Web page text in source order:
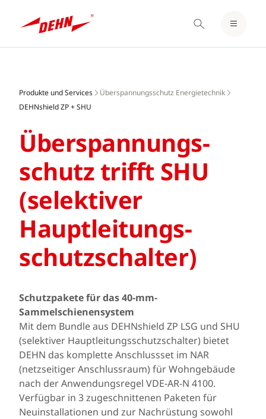
content
EINLOGGEN / REGISTRIEREN
Produkte und Services
Überspannungsschutz Energietechnik
DEHNshield ZP + SHU
Überspannungs­
schutz trifft SHU
(selektiver
Hauptleitungs­
schutzschalter)
Schutzpakete für das 40-mm-
Sammelschienensystem
Mit dem Bundle aus DEHNshield ZP LSG und SHU
(selektiver Hauptleitungsschutzschalter) bietet
DEHN das komplette Anschlussset im NAR
(netzseitiger Anschlussraum) für Wohngebäude
nach der Anwendungsregel VDE-AR-N 4100.
Verfügbar in 3 zugeschnittenen Paketen für
Neuinstallationen und zur Nachrüstung sowohl